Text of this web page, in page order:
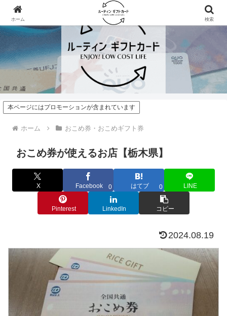
本ページにはプロモーションが含まれています
ホーム おこめ券・おこめギフト券
おこめ券が使えるお店【栃木県】
X Facebook 0 はてブ 0 LINE
Pinterest LinkedIn コピー
2024.08.19
ホーム 検索